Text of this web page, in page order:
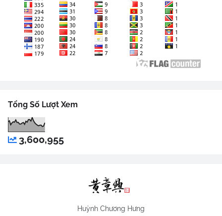
Tổng Số Lượt Xem
3,600,955
Huỳnh Chương Hưng